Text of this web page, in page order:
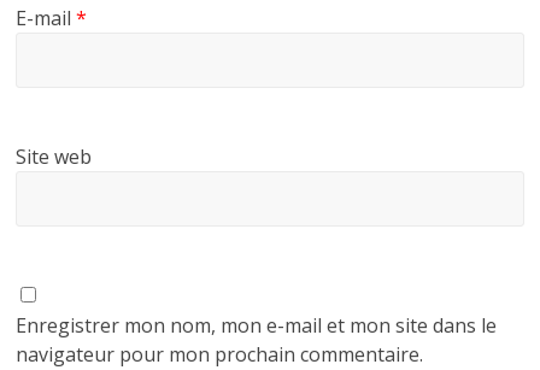
E-mail*
Site web
Enregistrer mon nom, mon e-mail et mon site dans le
navigateur pour mon prochain commentaire.